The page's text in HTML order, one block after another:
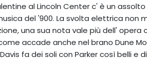
al Lincoln Center c' è un
del '900. La svolta elettrica non
una sua nota vale più dell'
accade anche nel brano Dune
fa dei soli con Parker così belli